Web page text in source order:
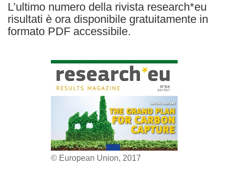
L’ultimo numero della rivista research*eu
risultati è ora disponibile gratuitamente in
formato PDF accessibile.
© European Union, 2017